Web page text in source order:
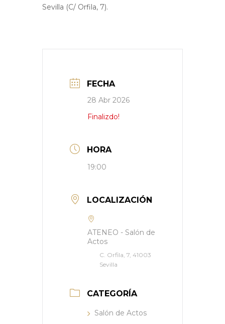
Sevilla (C/ Orfila, 7).
FECHA
28 Abr 2026
Finalizdo!
HORA
19:00
LOCALIZACIÓN
ATENEO - Salón de
Actos
C. Orfila, 7, 41003
Sevilla
CATEGORÍA
Salón de Actos